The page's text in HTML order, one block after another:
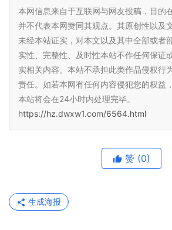
本网信息来自于互联网与网友投稿，目的
并不代表本网赞同其观点。其原创性以及
未经本站证实，对本文以及其中全部或者
实性、完整性、及时性本站不作任何保证
实相关内容。本站不承担此类作品侵权行
责任。如若本网有任何内容侵犯您的权益
本站将会在24小时内处理完毕。
https://hz.dwxw1.com/6564.html
赞 (0)
生成海报